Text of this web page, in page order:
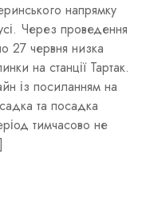
напрямку
Через проведення
27 червня низка
на станції Тартак.
із посиланням на
та посадка
тимчасово не